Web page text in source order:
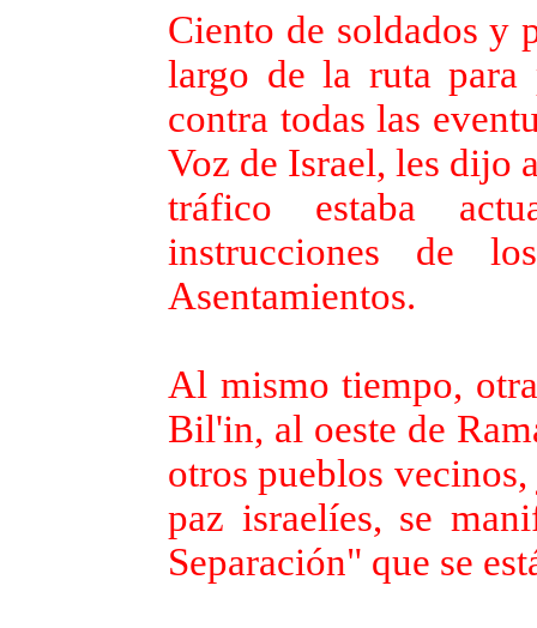
Ciento de soldados y
largo de la ruta para
contra todas las
Voz de Israel, les dijo
tráfico estaba
instrucciones de
Asentamientos.
Al mismo tiempo,
Bil'in, al oeste de
otros pueblos
paz israelíes, se
Separación" que se